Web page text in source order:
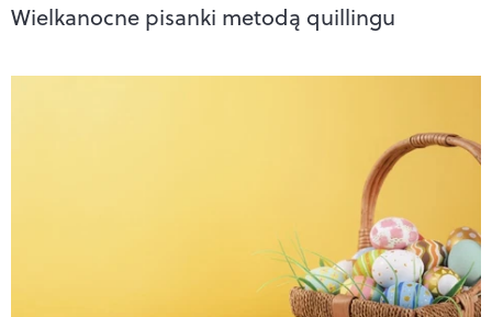
Wielkanocne pisanki metodą quillingu